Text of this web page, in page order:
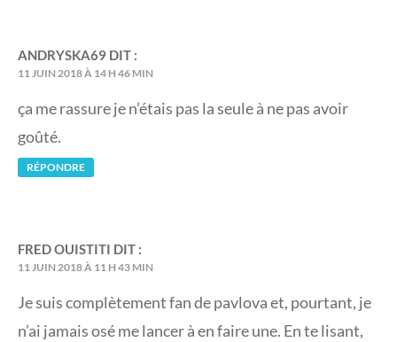
ANDRYSKA69 DIT :
11 JUIN 2018 À 14 H 46 MIN
ça me rassure je n’étais pas la seule à ne pas avoir
goûté.
RÉPONDRE
FRED OUISTITI DIT :
11 JUIN 2018 À 11 H 43 MIN
Je suis complètement fan de pavlova et, pourtant, je
n’ai jamais osé me lancer à en faire une. En te lisant,